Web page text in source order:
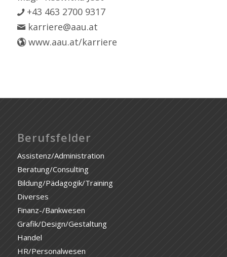
+43 463 2700 9317
karriere@aau.at
www.aau.at/karriere
Berufsfelder
Assistenz/Administration
Beratung/Consulting
Bildung/Pädagogik/Training
Diverses
Finanz-/Bankwesen
Grafik/Design/Gestaltung
Handel
HR/Personalwesen